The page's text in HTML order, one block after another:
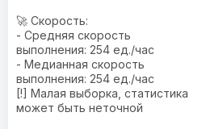
🚀 Скорость:
- Средняя скорость
выполнения: 254 ед./час
- Медианная скорость
выполнения: 254 ед./час
[!] Малая выборка, статистика
может быть неточной